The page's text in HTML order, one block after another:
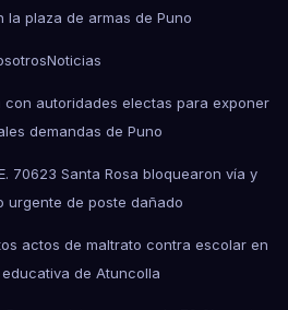
la plaza de armas de Puno
Noticias
autoridades electas para exponer
demandas de Puno
70623 Santa Rosa bloquearon vía y
urgente de poste dañado
actos de maltrato contra escolar en
de Atuncolla